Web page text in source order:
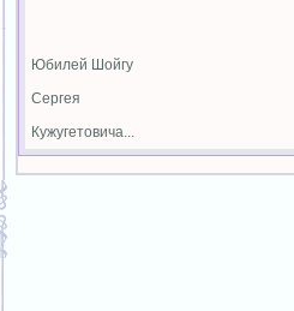
Юбилей Шойгу
Сергея
Кужугетовича...